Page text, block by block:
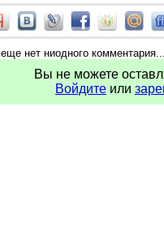
еще нет ниодного комментария...
Вы не можете
Войдите или